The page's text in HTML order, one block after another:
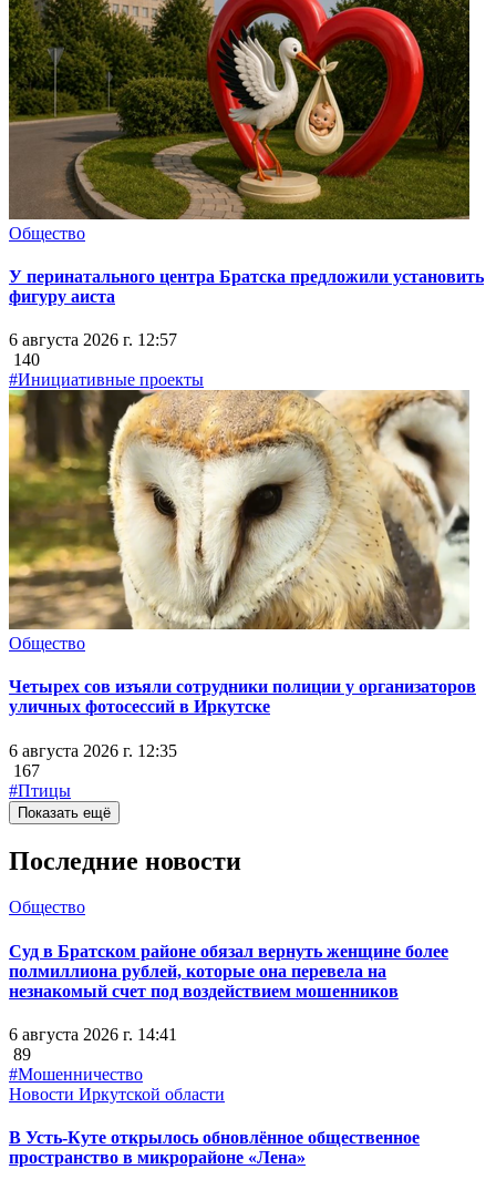
Общество
У перинатального центра Братска предложили установить
фигуру аиста
6 августа 2026 г. 12:57
140
#Инициативные проекты
Общество
Четырех сов изъяли сотрудники полиции у организаторов
уличных фотосессий в Иркутске
6 августа 2026 г. 12:35
167
#Птицы
Показать ещё
Последние новости
Общество
Суд в Братском районе обязал вернуть женщине более
полмиллиона рублей, которые она перевела на
незнакомый счет под воздействием мошенников
6 августа 2026 г. 14:41
89
#Мошенничество
Новости Иркутской области
В Усть-Куте открылось обновлённое общественное
пространство в микрорайоне «Лена»